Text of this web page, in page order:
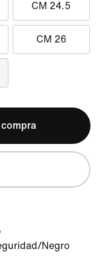
CM 24.5
CM 26
Negro